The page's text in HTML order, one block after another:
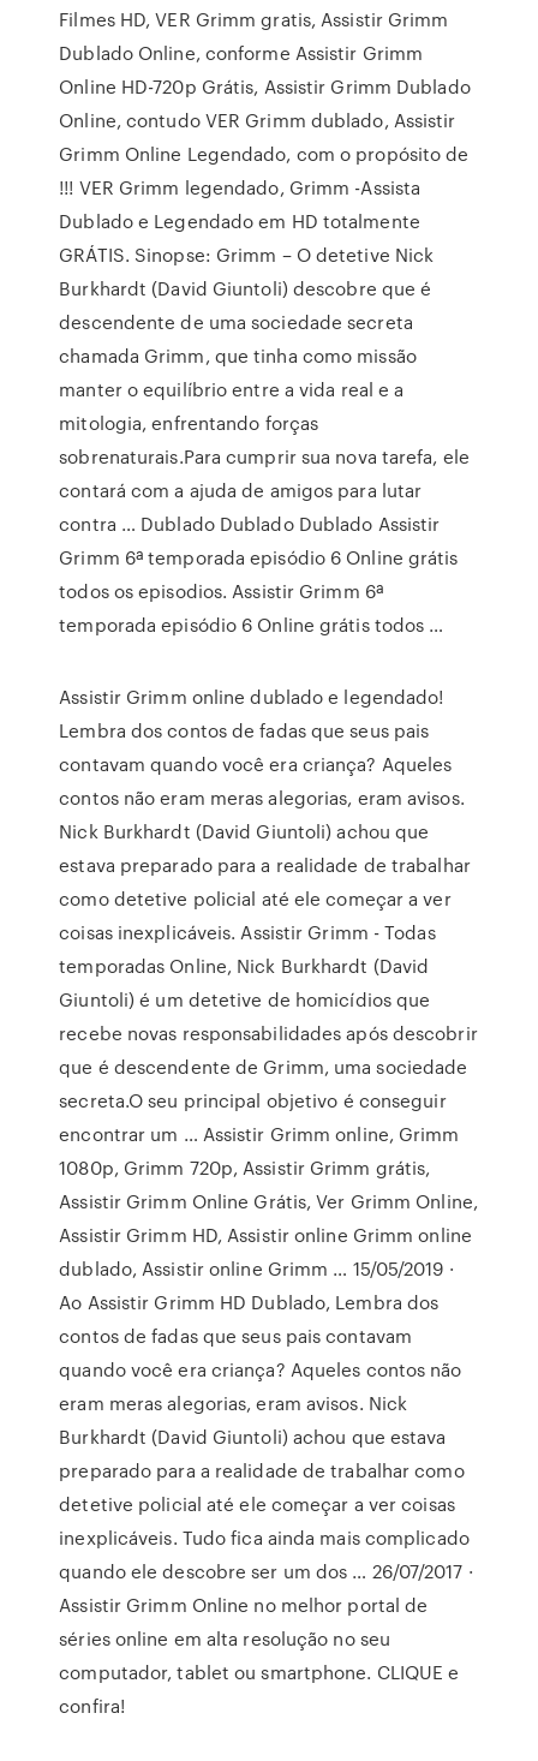
Filmes HD, VER Grimm gratis, Assistir Grimm
Dublado Online, conforme Assistir Grimm
Online HD-720p Grátis, Assistir Grimm Dublado
Online, contudo VER Grimm dublado, Assistir
Grimm Online Legendado, com o propósito de
!!! VER Grimm legendado, Grimm -Assista
Dublado e Legendado em HD totalmente
GRÁTIS. Sinopse: Grimm – O detetive Nick
Burkhardt (David Giuntoli) descobre que é
descendente de uma sociedade secreta
chamada Grimm, que tinha como missão
manter o equilíbrio entre a vida real e a
mitologia, enfrentando forças
sobrenaturais.Para cumprir sua nova tarefa, ele
contará com a ajuda de amigos para lutar
contra … Dublado Dublado Dublado Assistir
Grimm 6ª temporada episódio 6 Online grátis
todos os episodios. Assistir Grimm 6ª
temporada episódio 6 Online grátis todos …
Assistir Grimm online dublado e legendado!
Lembra dos contos de fadas que seus pais
contavam quando você era criança? Aqueles
contos não eram meras alegorias, eram avisos.
Nick Burkhardt (David Giuntoli) achou que
estava preparado para a realidade de trabalhar
como detetive policial até ele começar a ver
coisas inexplicáveis. Assistir Grimm - Todas
temporadas Online, Nick Burkhardt (David
Giuntoli) é um detetive de homicídios que
recebe novas responsabilidades após descobrir
que é descendente de Grimm, uma sociedade
secreta.O seu principal objetivo é conseguir
encontrar um … Assistir Grimm online, Grimm
1080p, Grimm 720p, Assistir Grimm grátis,
Assistir Grimm Online Grátis, Ver Grimm Online,
Assistir Grimm HD, Assistir online Grimm online
dublado, Assistir online Grimm … 15/05/2019 ·
Ao Assistir Grimm HD Dublado, Lembra dos
contos de fadas que seus pais contavam
quando você era criança? Aqueles contos não
eram meras alegorias, eram avisos. Nick
Burkhardt (David Giuntoli) achou que estava
preparado para a realidade de trabalhar como
detetive policial até ele começar a ver coisas
inexplicáveis. Tudo fica ainda mais complicado
quando ele descobre ser um dos … 26/07/2017 ·
Assistir Grimm Online no melhor portal de
séries online em alta resolução no seu
computador, tablet ou smartphone. CLIQUE e
confira!